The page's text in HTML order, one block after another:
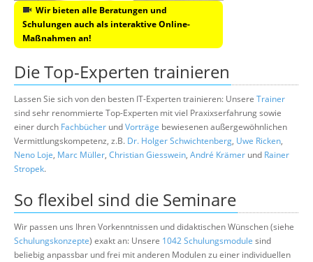
Wir bieten alle Beratungen und
Schulungen auch als interaktive Online-
Maßnahmen an!
Die Top-Experten trainieren
Lassen Sie sich von den besten IT-Experten trainieren: Unsere Trainer
sind sehr renommierte Top-Experten mit viel Praxixserfahrung sowie
einer durch Fachbücher undVorträge bewiesenen außergewöhnlichen
Vermittlungskompetenz, z.B. Dr. Holger Schwichtenberg, Uwe Ricken,
Neno Loje, Marc Müller, Christian Giesswein, André Krämer und Rainer
Stropek.
So flexibel sind die Seminare
Wir passen uns Ihren Vorkenntnissen und didaktischen Wünschen (siehe
Schulungskonzepte) exakt an: Unsere 1042 Schulungsmodule sind
beliebig anpassbar und frei mit anderen Modulen zu einer individuellen